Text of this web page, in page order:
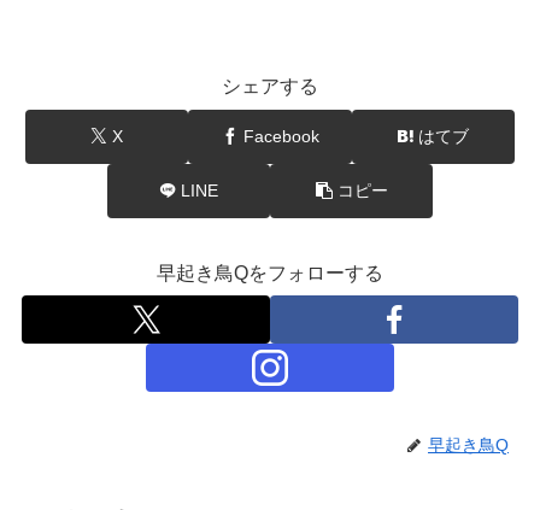
シェアする
X Facebook はてブ
LINE コピー
早起き鳥Qをフォローする
早起き鳥Q